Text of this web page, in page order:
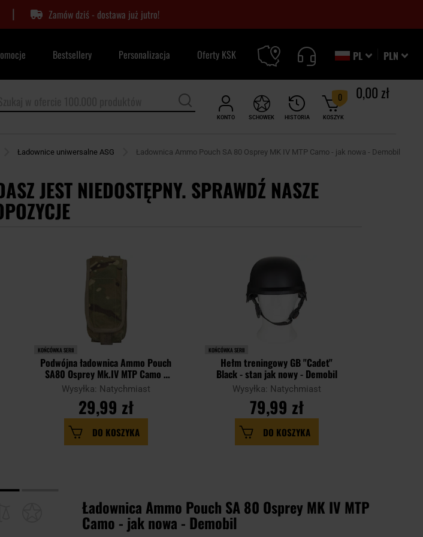
| Zamów dziś - dostawa już jutro!
PLN
PL
Bestsellery Personalizacja Oferty KSK
KONTO HISTORIA
SCHOWEK KOSZYK
0 0,00 zł
Ładownice uniwersalne ASG Ładownica Ammo Pouch SA 80 Osprey MK IV MTP Camo - jak nowa - Demobil
JEST NIEDOSTĘPNY. SPRAWDŹ NASZE
KOŃCÓWKA SERII
Podwójna ładownica Ammo Pouch
SA80 Osprey Mk.IV MTP Camo -
jak nowa - Demobil
Wysyłka: Natychmiast
29,99 zł
DO KOSZYKA
KOŃCÓWKA SERII
Hełm treningowy GB "Cadet"
Black - stan jak nowy - Demobil
Wysyłka: Natychmiast
79,99 zł
DO KOSZYKA
Ładownica Ammo Pouch SA 80 Osprey MK IV MTP
Camo - jak nowa - Demobil